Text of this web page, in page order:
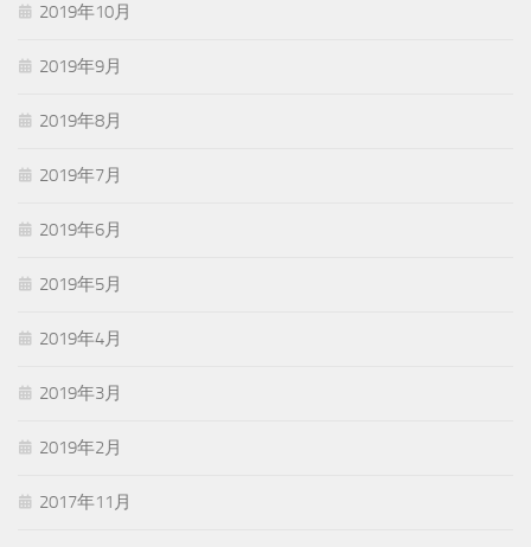
2019年10月
2019年9月
2019年8月
2019年7月
2019年6月
2019年5月
2019年4月
2019年3月
2019年2月
2017年11月